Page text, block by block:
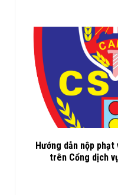
Hướng dẫn nộp
trên Cổng dịch